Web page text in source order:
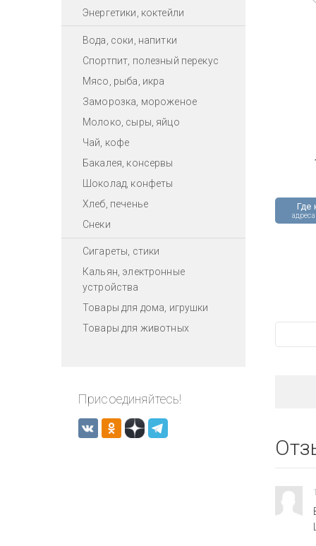
Энергетики, коктейли
Вода, соки, напитки
Спортпит, полезный перекус
Мясо, рыба, икра
Заморозка, мороженое
Молоко, сыры, яйцо
Чай, кофе
Бакалея, консервы
Шоколад, конфеты
Хлеб, печенье
Снеки
Сигареты, стики
Кальян, электронные
устройства
Товары для дома, игрушки
Товары для животных
Присоединяйтесь!
Где